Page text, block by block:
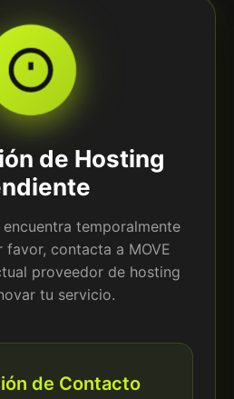
de Hosting
temporalmente
favor, contacta a MOVE
proveedor de hosting
tu servicio.
de Contacto